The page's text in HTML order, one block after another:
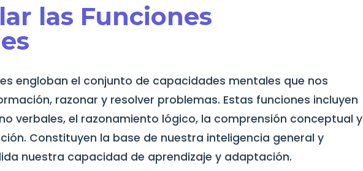
las Funciones
engloban el conjunto de capacidades mentales que nos
razonar y resolver problemas. Estas funciones incluyen
verbales, el razonamiento lógico, la comprensión conceptual y
Constituyen la base de nuestra inteligencia general y
nuestra capacidad de aprendizaje y adaptación.